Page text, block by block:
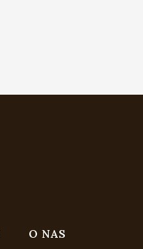
O NAS